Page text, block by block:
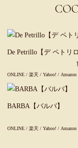
De Petrillo【デ ペトリロ
ONLINE / 楽天 / Yahoo! / Amazon
BARBA【バルバ】
ONLINE / 楽天 / Yahoo! / Amazon